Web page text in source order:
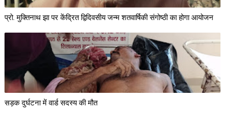
प्रो. मुक्तिनाथ झा पर केंद्रित द्विदिवसीय जन्म शतवार्षिकी संगोष्ठी का होगा आयोजन
सड़क दुर्घटना में वार्ड सदस्य की मौत